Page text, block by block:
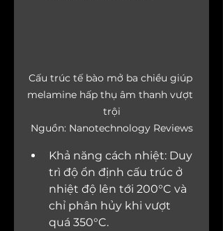
Cấu trúc tế bào mở ba chiều giúp
melamine hấp thụ âm thanh vượt
trội
Nguồn: Nanotechnology Reviews
Khả năng cách nhiệt: Duy
trì độ ổn định cấu trúc ở
nhiệt độ lên tới 200°C và
chỉ phân hủy khi vượt
quá 350°C.